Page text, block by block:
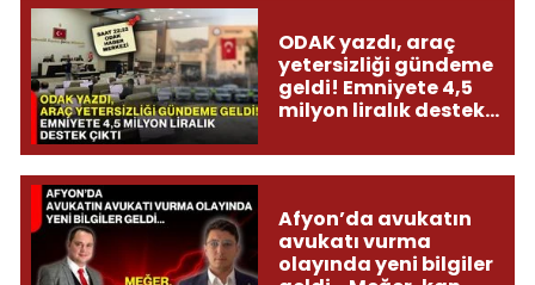
ODAK yazdı, araç
yetersizliği gündeme
geldi! Emniyete 4,5
milyon liralık destek
Afyon’da avukatın
avukatı vurma
olayında yeni bilgiler